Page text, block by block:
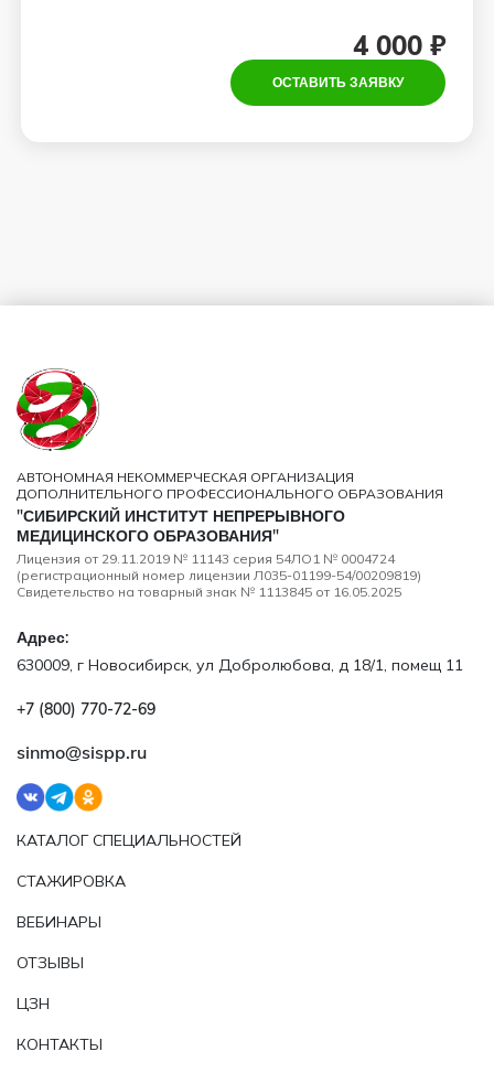
4 000 ₽
ОСТАВИТЬ ЗАЯВКУ
АВТОНОМНАЯ НЕКОММЕРЧЕСКАЯ ОРГАНИЗАЦИЯ
ДОПОЛНИТЕЛЬНОГО ПРОФЕССИОНАЛЬНОГО ОБРАЗОВАНИЯ
"СИБИРСКИЙ ИНСТИТУТ НЕПРЕРЫВНОГО
МЕДИЦИНСКОГО ОБРАЗОВАНИЯ"
Лицензия от 29.11.2019 № 11143 серия 54ЛО1 № 0004724
(регистрационный номер лицензии Л035-01199-54/00209819)
Свидетельство на товарный знак № 1113845 от 16.05.2025
Адрес:
630009, г Новосибирск, ул Добролюбова, д 18/1, помещ 11
+7 (800) 770‑72‑69
sinmo@sispp.ru
КАТАЛОГ СПЕЦИАЛЬНОСТЕЙ
СТАЖИРОВКА
ВЕБИНАРЫ
ОТЗЫВЫ
ЦЗН
КОНТАКТЫ